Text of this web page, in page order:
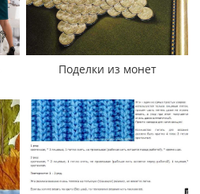
Поделки из монет